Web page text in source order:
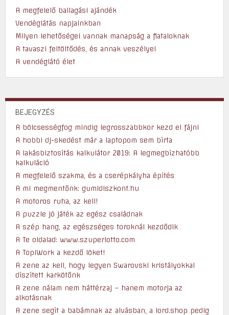
A megfelelő ballagási ajándék
Vendéglátás napjainkban
Milyen lehetőségei vannak manapság a fiataloknak
A tavaszi feltöltődés, és annak veszélyei
A vendéglátó élet
BEJEGYZÉS
A bölcsességfog mindig legrosszabbkor kezd el fájni
A hobbi dj-skedést már a laptopom sem bírta
A lakásbiztosítás kalkulátor 2019: A legmegbízhatóbb
kalkuláció
A megfelelő szakma, és a cserépkályha építés
A mi megmentőnk: gumidiszkont.hu
A motoros ruha, az kell!
A puzzle jó játék az egész családnak
A szép hang, az egészséges toroknál kezdődik
A Te oldalad: www.szuperlotto.com
A TopiWork a kezdő löket!
A zene az kell, hogy legyen Swarovski kristályokkal
díszített karkötőnk
A zene nálam nem háttérzaj – hanem motorja az
alkotásnak
A zene segít a babámnak az alvásban, a lord.shop pedig